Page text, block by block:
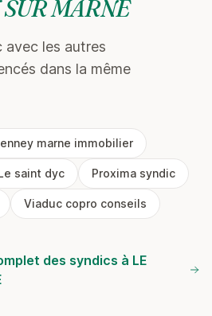
MARNE
avec les autres
dans la même
marne immobilier
saint dyc Proxima syndic
Viaduc copro conseils
des syndics à LE